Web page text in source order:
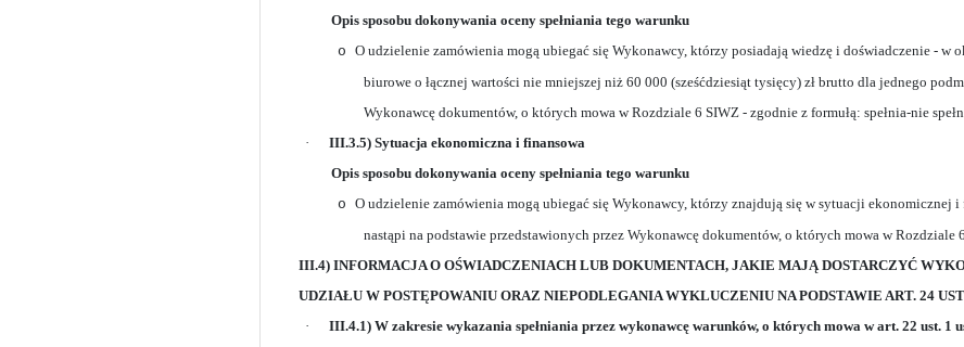
Opis sposobu dokonywania oceny spełniania tego warunku
o O udzielenie zamówienia mogą ubiegać się Wykonawcy, którzy posiadają wiedzę i doświadczenie - w
biurowe o łącznej wartości nie mniejszej niż 60 000 (sześćdziesiąt tysięcy) zł brutto dla jednego
Wykonawcę dokumentów, o których mowa w Rozdziale 6 SIWZ - zgodnie z formułą: spełnia-nie
·
III.3.5) Sytuacja ekonomiczna i finansowa
Opis sposobu dokonywania oceny spełniania tego warunku
o O udzielenie zamówienia mogą ubiegać się Wykonawcy, którzy znajdują się w sytuacji ekonomicznej
nastąpi na podstawie przedstawionych przez Wykonawcę dokumentów, o których mowa w Rozdziale
III.4) INFORMACJA O OŚWIADCZENIACH LUB DOKUMENTACH, JAKIE MAJĄ DOSTARCZYĆ
UDZIAŁU W POSTĘPOWANIU ORAZ NIEPODLEGANIA WYKLUCZENIU NA PODSTAWIE ART. 24
·
III.4.1) W zakresie wykazania spełniania przez wykonawcę warunków, o których mowa w art. 22 ust. 1